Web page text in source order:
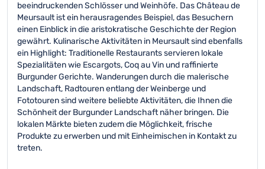
beeindruckenden Schlösser und Weinhöfe. Das Château de
Meursault ist ein herausragendes Beispiel, das Besuchern
einen Einblick in die aristokratische Geschichte der Region
gewährt. Kulinarische Aktivitäten in Meursault sind ebenfalls
ein Highlight: Traditionelle Restaurants servieren lokale
Spezialitäten wie Escargots, Coq au Vin und raffinierte
Burgunder Gerichte. Wanderungen durch die malerische
Landschaft, Radtouren entlang der Weinberge und
Fototouren sind weitere beliebte Aktivitäten, die Ihnen die
Schönheit der Burgunder Landschaft näher bringen. Die
lokalen Märkte bieten zudem die Möglichkeit, frische
Produkte zu erwerben und mit Einheimischen in Kontakt zu
treten.